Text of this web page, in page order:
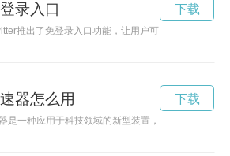
录入口
推出了免登录入口功能，让用户可以更加便捷地
下载
器怎么用
是一种应用于科技领域的新型装置，能够加速创新
下载